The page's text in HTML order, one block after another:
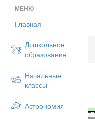
МЕНЮ
Главная
Дошкольное
образование
Начальные
классы
Астрономия